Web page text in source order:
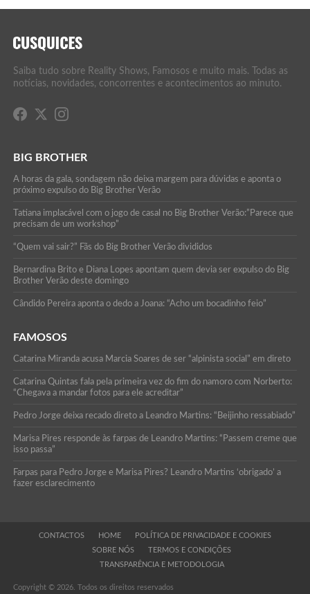
Saiba tudo sobre Reality Shows, Famosos e muito mais. Todas as
notícias, novidades, concorrentes e acontecimentos ao minuto.
BIG BROTHER
A horas da gala, sondagem não deixa margem para dúvidas e aponta o
próximo expulso do Big Brother Verão
Tatiana implacável com o jogo de casal no Big Brother Verão:”Parece que
precisam de um workshop”
“Quem vai sair?” Fãs do Big Brother Verão divididos
Bernardina Brito e Diana Lopes apontam quem devia ser expulso do Big
Brother Verão deste domingo
Cândido Pereira aponta o dedo a Joana: “Acho um bocadinho feio”
FAMOSOS
Catarina Miranda acusa Marcia Soares de ser “alpinista social” em direto
Catarina Quintas fala pela primeira vez do fim do namoro com Norberto:
“Chegava a mandar fotos para ele acreditar”
Pedro Jorge deixa recado direto a Leandro Martins: “Beijinho ressabiado”
Marisa Pires responde às farpas de Leandro Martins: “Passem creme que
isso passa”
Farpas para Pedro Jorge e Marisa Pires? Leandro Martins ‘obrigado’ a
fazer esclarecimento
CONTACTOS HOME
POLÍTICA DE PRIVACIDADE E COOKIES
SOBRE NÓS
TERMOS E CONDIÇÕES
TRANSPARÊNCIA E METODOLOGIA
Copyright © 2026. Todos os direitos reservados